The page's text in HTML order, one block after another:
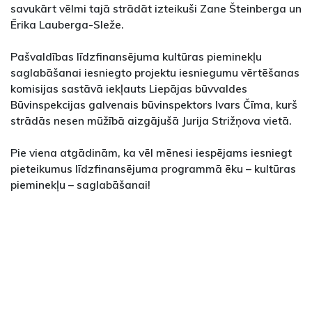
savukārt vēlmi tajā strādāt izteikuši Zane Šteinberga un
Ērika Lauberga-Sleže.
Pašvaldības līdzfinansējuma kultūras pieminekļu
saglabāšanai iesniegto projektu iesniegumu vērtēšanas
komisijas sastāvā iekļauts Liepājas būvvaldes
Būvinspekcijas galvenais būvinspektors Ivars Čīma, kurš
strādās nesen mūžībā aizgājušā Jurija Strižņova vietā.
Pie viena atgādinām, ka vēl mēnesi iespējams iesniegt
pieteikumus līdzfinansējuma programmā ēku – kultūras
pieminekļu – saglabāšanai!